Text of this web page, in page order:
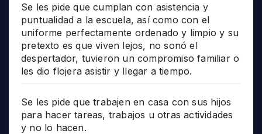
Se les pide que cumplan con asistencia y
puntualidad a la escuela, así como con el
uniforme perfectamente ordenado y limpio y su
pretexto es que viven lejos, no sonó el
despertador, tuvieron un compromiso familiar o
les dio flojera asistir y llegar a tiempo.
Se les pide que trabajen en casa con sus hijos
para hacer tareas, trabajos u otras actividades
y no lo hacen.